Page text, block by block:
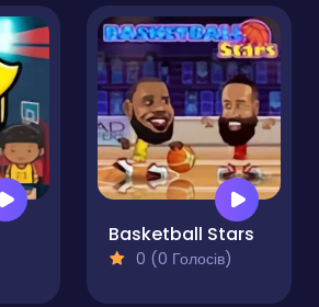
Basketball Stars
0 (0 Голосів)